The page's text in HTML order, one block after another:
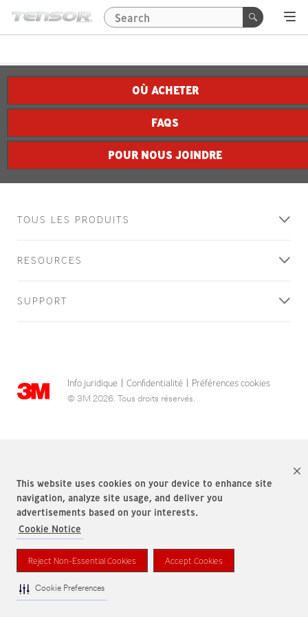
This website uses cookies on your device to enhance site
navigation, analyze site usage, and deliver you
advertisements based on your interests.
Cookie Notice
Reject Non-Essential Cookies Accept Cookies
Cookie Preferences
OÙ ACHETER
FAQS
POUR NOUS JOINDRE
TOUS LES PRODUITS
RESOURCES
SUPPORT
Info juridique Confidentialité Préférences cookies
© 3M 2026. Tous droits réservés.
Les marques mentionnées ci-dessus sont des marques de commerce de 3M,
utilisées sous licence au Canada